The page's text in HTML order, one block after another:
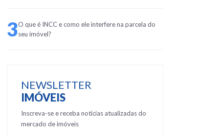
3O que é INCC e como ele interfere na parcela do
seu imóvel?
NEWSLETTER
IMÓVEIS
Inscreva-se e receba notícias atualizadas do
mercado de imóveis